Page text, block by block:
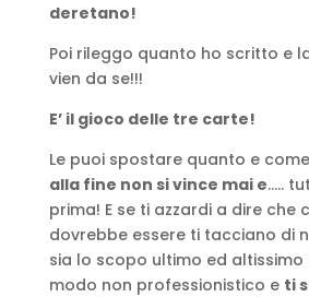
deretano!
Poi rileggo quanto ho scritto e
vien da se!!!
E’ il gioco delle tre carte!
Le puoi spostare quanto e
alla fine non si vince mai e…..
prima! E se ti azzardi a dire che
dovrebbe essere ti tacciano di
sia lo scopo ultimo ed
modo non professionistico e ti